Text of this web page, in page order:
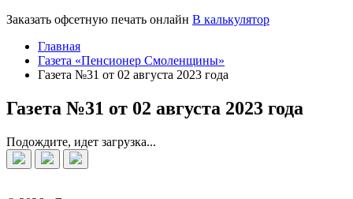
Заказать офсетную печать онлайн В калькулятор
Главная
Газета «Пенсионер Смоленщины»
Газета №31 от 02 августа 2023 года
Газета №31 от 02 августа 2023 года
Подождите, идет загрузка...